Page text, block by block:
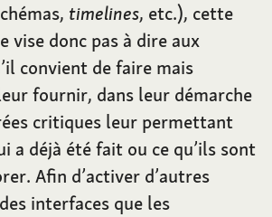
timelines, etc.), cette
vise donc pas à dire aux
convient de faire mais
fournir, dans leur démarche
critiques leur permettant
a déjà été fait ou ce qu’ils sont
Afin d’activer d’autres
interfaces que les